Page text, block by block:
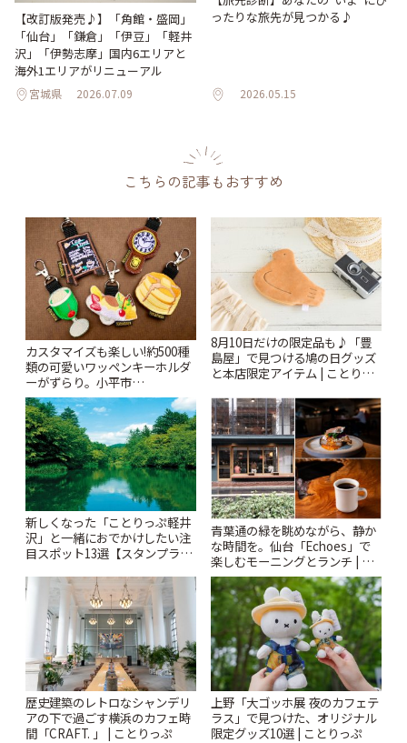
【改訂版発売♪】「角館・盛岡」
「仙台」「鎌倉」「伊豆」「軽井
沢」「伊勢志摩」国内6エリアと
海外1エリアがリニューアル
宮城県 2026.07.09
ったりな旅先が見つかる♪
2026.05.15
こちらの記事もおすすめ
カスタマイズも楽しい!約500種
類の可愛いワッペンキーホルダ
ーがずらり。小平市
「Kimamaya T&K」 | ことりっ
ぷ
8月10日だけの限定品も♪「豊
島屋」で見つける鳩の日グッズ
と本店限定アイテム | ことりっ
新しくなった「ことりっぷ軽井
沢」と一緒におでかけしたい注
目スポット13選【スタンプラリ
青葉通の緑を眺めながら、静か
な時間を。仙台「Echoes」で
楽しむモーニングとランチ | こ
とりっぷ
歴史建築のレトロなシャンデリ
アの下で過ごす横浜のカフェ時
間「CRAFT. 」 | ことりっぷ
上野「大ゴッホ展 夜のカフェテ
ラス」で見つけた、オリジナル
限定グッズ10選 | ことりっぷ